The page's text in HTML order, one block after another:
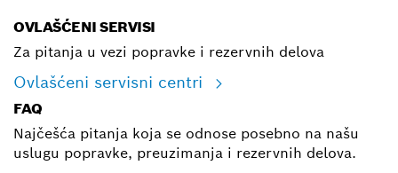
OVLAŠĆENI SERVISI
Za pitanja u vezi popravke i rezervnih delova
Ovlašćeni servisni centri
FAQ
Najčešća pitanja koja se odnose posebno na našu
uslugu popravke, preuzimanja i rezervnih delova.